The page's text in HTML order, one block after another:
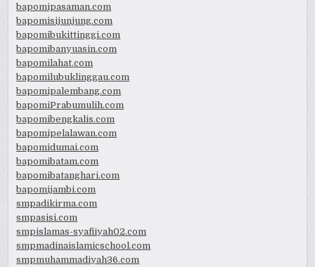
bapomipasaman.com
bapomisijunjung.com
bapomibukittinggi.com
bapomibanyuasin.com
bapomilahat.com
bapomilubuklinggau.com
bapomipalembang.com
bapomiPrabumulih.com
bapomibengkalis.com
bapomipelalawan.com
bapomidumai.com
bapomibatam.com
bapomibatanghari.com
bapomijambi.com
smpadikirma.com
smpasisi.com
smpislamas-syafiiyah02.com
smpmadinaislamicschool.com
smpmuhammadiyah36.com